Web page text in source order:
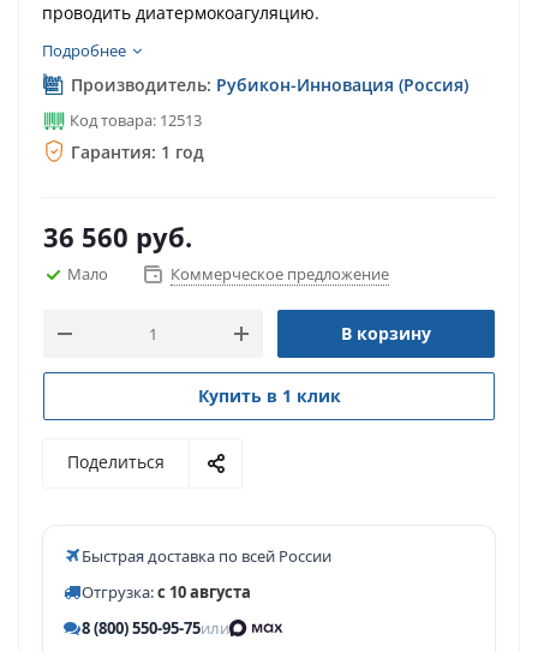
проводить диатермокоагуляцию.
Подробнее
Производитель: Рубикон-Инновация (Россия)
Код товара: 12513
Гарантия: 1 год
36 560 руб.
Мало Коммерческое предложение
В корзину
Купить в 1 клик
Поделиться
Быстрая доставка по всей России
Отгрузка:с 10 августа
8 (800) 550-95-75или